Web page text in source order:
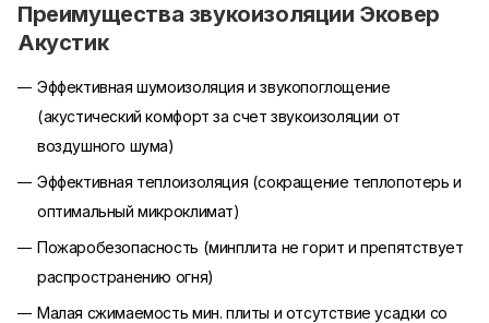
Преимущества звукоизоляции Эковер
Акустик
Эффективная шумоизоляция и звукопоглощение
(акустический комфорт за счет звукоизоляции от
воздушного шума)
Эффективная теплоизоляция (сокращение теплопотерь и
оптимальный микроклимат)
Пожаробезопасность (минплита не горит и препятствует
распространению огня)
Малая сжимаемость мин. плиты и отсутствие усадки со